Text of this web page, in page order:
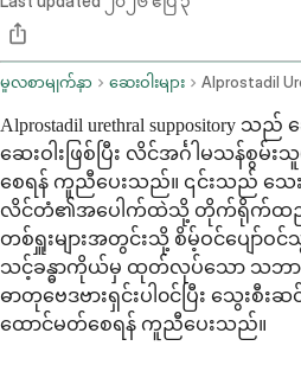
မူလစာမျက်နှာ ဆေးဝါးများ Alprostadil
Alprostadil urethral suppository
ဆေးဝါးဖြစ်ပြီး လိင်အင်္ဂါမသန်စွ
စေရန် ကူညီပေးသည်။ ၎င်းသည် သေးင
လိင်တံ၏အပေါက်ထဲသို့ တိုက်ရိုက်ထည့်သွ
တစ်ရှူးများအတွင်းသို့ စိမ့်ဝင်ပျော်ဝ
သင့်ခန္ဓာကိုယ်မှ ထုတ်လုပ်သော သဘာဝပစ္
ဓာတုဗေဒဗားရှင်းပါ၀င်ပြီး သွေးစီ
ထောင်မတ်စေရန် ကူညီပေးသည်။